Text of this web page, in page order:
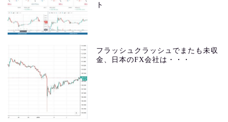
ト
フラッシュクラッシュでまたも未収
金、日本のFX会社は・・・